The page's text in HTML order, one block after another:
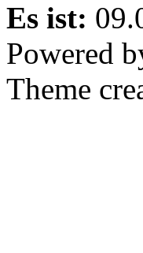
Es ist:
Powered
Theme